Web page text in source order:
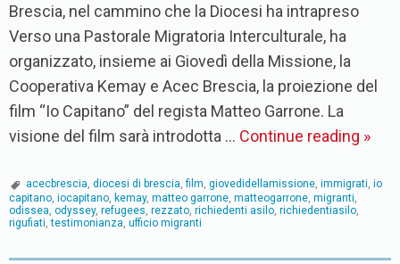
Brescia, nel cammino che la Diocesi ha intrapreso
Verso una Pastorale Migratoria Interculturale, ha
organizzato, insieme ai Giovedì della Missione, la
Cooperativa Kemay e Acec Brescia, la proiezione del
film “Io Capitano” del regista Matteo Garrone. La
visione del film sarà introdotta … Continue reading »
acecbrescia diocesi di brescia ,film giovedidellamissione immigrati io
capitano iocapitano kemay, matteo garrone matteogarrone migranti
odissea odyssey, refugees rezzato richiedenti asilo richiedentiasilo
rigufiati ,testimonianza ufficio migranti